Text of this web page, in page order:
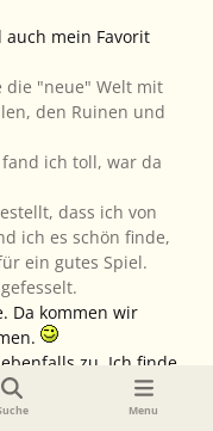
auch mein Favorit
die "neue" Welt mit
den Ruinen und
ich toll, war da
dass ich von
ich es schön finde,
ein gutes Spiel.
Da kommen wir
zu. Ich finde
aber das Herz des
Menu